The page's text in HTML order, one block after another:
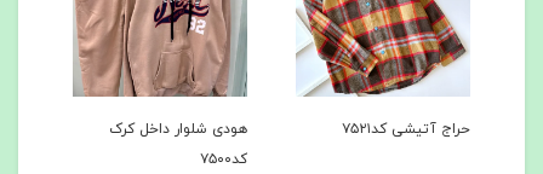
هودی شلوار داخل کرک
هودی شلوار داخل کرک
کد۷۴۹7